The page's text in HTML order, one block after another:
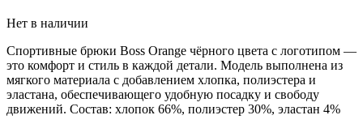
Нет в наличии
Спортивные брюки Boss Orange чёрного цвета с логотипом —
это комфорт и стиль в каждой детали. Модель выполнена из
мягкого материала с добавлением хлопка, полиэстера и
эластана, обеспечивающего удобную посадку и свободу
движений. Состав: хлопок 66%, полиэстер 30%, эластан 4%